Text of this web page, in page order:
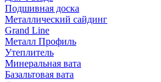
Подшивная доска
Металлический сайдинг
Grand Line
Металл Профиль
Утеплитель
Минеральная вата
Базальтовая вата